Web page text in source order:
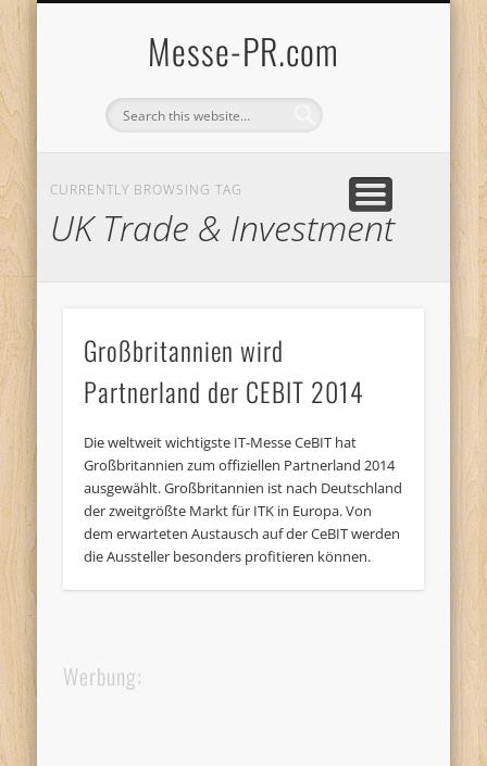
Messe-PR.com
CURRENTLY BROWSING TAG
UK Trade & Investment
Großbritannien wird
Partnerland der CEBIT 2014
Die weltweit wichtigste IT-Messe CeBIT hat
Großbritannien zum offiziellen Partnerland 2014
ausgewählt. Großbritannien ist nach Deutschland
der zweitgrößte Markt für ITK in Europa. Von
dem erwarteten Austausch auf der CeBIT werden
die Aussteller besonders profitieren können.
Werbung: